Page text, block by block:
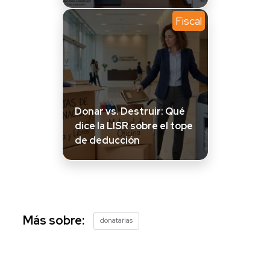
Fiscal
Donar vs. Destruir: Qué
dice la LISR sobre el tope
de deducción
Más sobre: donatarias